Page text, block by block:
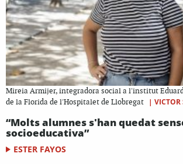
Mireia Armijer, integradora social a l'institut
de la Florida de l'Hospitalet de Llobregat
| VICTOR
“Molts alumnes s'han quedat
socioeducativa”
ESTER FAYOS